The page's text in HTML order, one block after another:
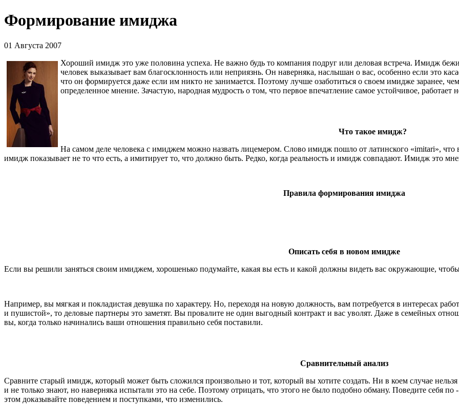
Формирование имиджа
01 Августа 2007
Хороший имидж это уже половина успеха. Не важно будь то компания подруг или деловая встреча. Имидж
человек выказывает вам благосклонность или неприязнь. Он наверняка, наслышан о вас, особенно если это
что он формируется даже если им никто не занимается. Поэтому лучше озаботиться о своем имидже заранее,
определенное мнение. Зачастую, народная мудрость о том, что первое впечатление самое устойчивое, работает
Что такое имидж?
На самом деле человека с имиджем можно назвать лицемером. Слово имидж пошло от латинского «imitari», что в
имидж показывает не то что есть, а имитирует то, что должно быть. Редко, когда реальность и имидж совпадают. Имидж это
Правила формирования имиджа
Описать себя в новом имидже
Если вы решили заняться своим имиджем, хорошенько подумайте, какая вы есть и какой должны видеть вас окружающие,
Например, вы мягкая и покладистая девушка по характеру. Но, переходя на новую должность, вам потребуется в интересах
и пушистой», то деловые партнеры это заметят. Вы провалите не один выгодный контракт и вас уволят. Даже в семейных
вы, когда только начинались ваши отношения правильно себя поставили.
Сравнительный анализ
Сравните старый имидж, который может быть сложился произвольно и тот, который вы хотите создать. Ни в коем случае
и не только знают, но наверняка испытали это на себе. Поэтому отрицать, что этого не было подобно обману. Поведите себя
этом доказывайте поведением и поступками, что изменились.